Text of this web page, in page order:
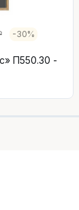
-30%
П550.30 -